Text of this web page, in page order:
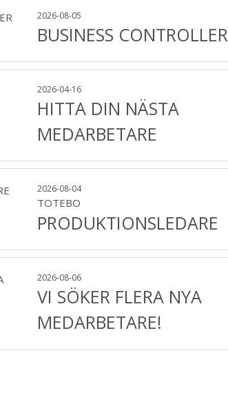
2026-08-05
BUSINESS CONTROLLER
2026-04-16
HITTA DIN NÄSTA
MEDARBETARE
2026-08-04
TOTEBO
PRODUKTIONSLEDARE
2026-08-06
VI SÖKER FLERA NYA
MEDARBETARE!